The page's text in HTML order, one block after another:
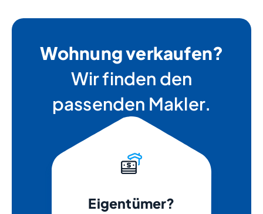
Wohnung verkaufen?
Wir finden den
passenden Makler.
Eigentümer?